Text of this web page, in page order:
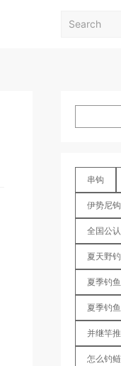
串钩
伊势尼钩
全国公
夏天野
夏季钓
夏季钓
并继竿
怎么钓